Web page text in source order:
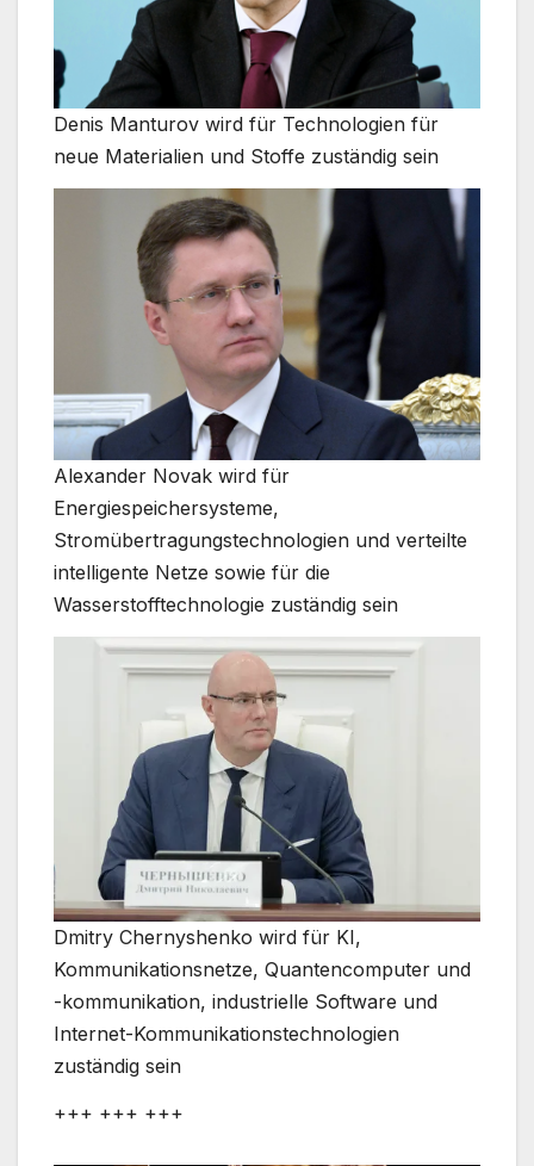
Denis Manturov wird für Technologien für
neue Materialien und Stoffe zuständig sein
Alexander Novak wird für
Energiespeichersysteme,
Stromübertragungstechnologien und verteilte
intelligente Netze sowie für die
Wasserstofftechnologie zuständig sein
Dmitry Chernyshenko wird für KI,
Kommunikationsnetze, Quantencomputer und
-kommunikation, industrielle Software und
Internet-Kommunikationstechnologien
zuständig sein
+++ +++ +++